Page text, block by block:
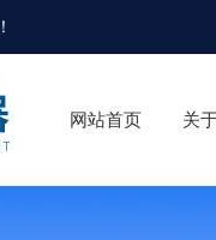
！
网站首页 关